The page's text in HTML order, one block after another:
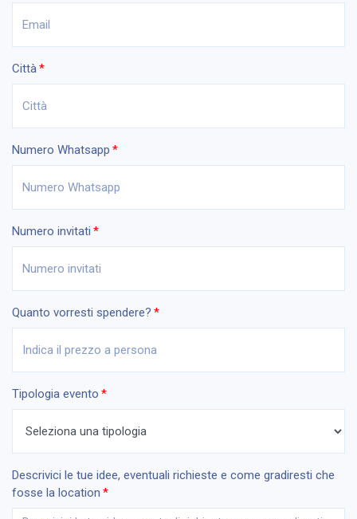
Città
Numero Whatsapp
Numero invitati
Quanto vorresti spendere?
Tipologia evento
Descrivici le tue idee, eventuali richieste e come gradiresti che
fosse la location